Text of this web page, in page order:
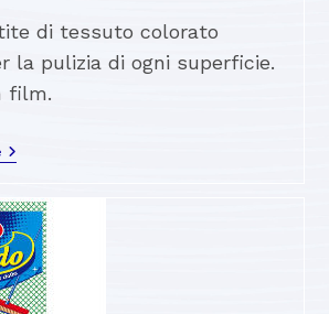
di tessuto colorato
la pulizia di ogni superficie.
film.